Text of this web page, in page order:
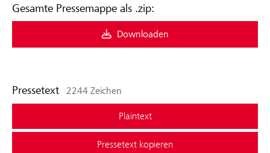
Gesamte Pressemappe als .zip:
Downloaden
Pressetext 2244 Zeichen
Plaintext
Pressetext kopieren